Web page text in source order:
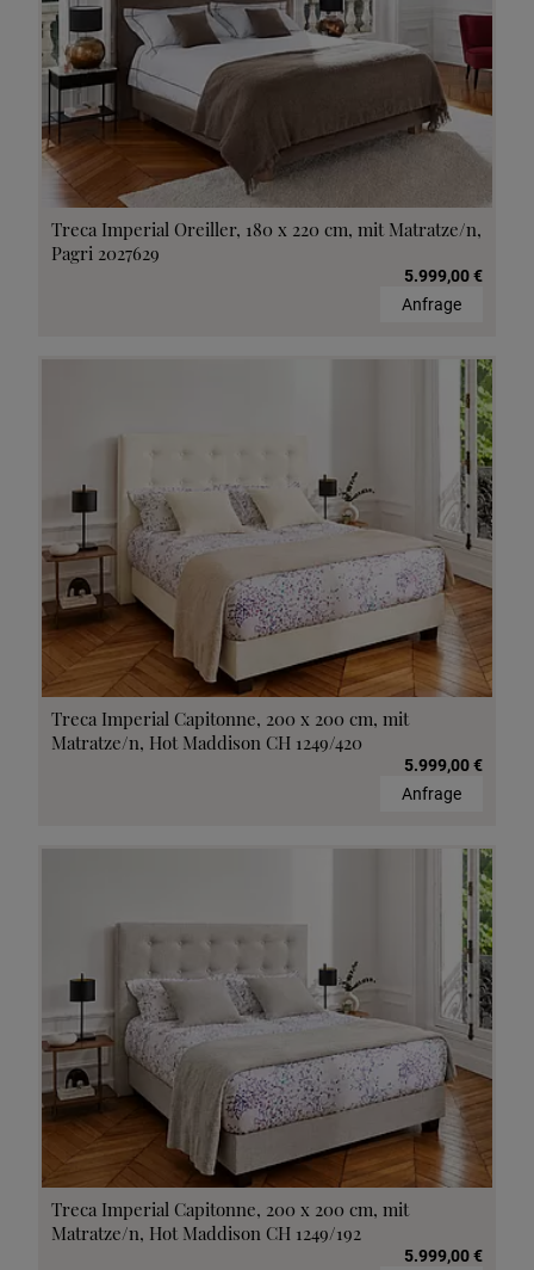
Treca Imperial Oreiller, 180 x 220 cm, mit Matratze/n,
Pagri 2027629
5.999,00 €
Anfrage
Treca Imperial Capitonne, 200 x 200 cm, mit
Matratze/n, Hot Maddison CH 1249/420
5.999,00 €
Anfrage
Treca Imperial Capitonne, 200 x 200 cm, mit
Matratze/n, Hot Maddison CH 1249/192
5.999,00 €